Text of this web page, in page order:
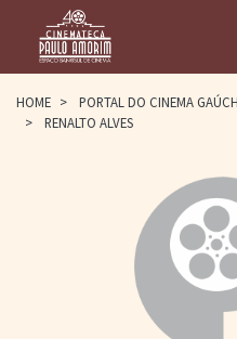
HOME
PAULO AMORIM
> HOMENAGEADOS
> EQUIPE
> ASSOCIAÇÃO DOS
> BIBLIOTECA
ROMEU GRIMALDI
HOME > PORTAL DO CINEMA
>
RENALTO ALVES